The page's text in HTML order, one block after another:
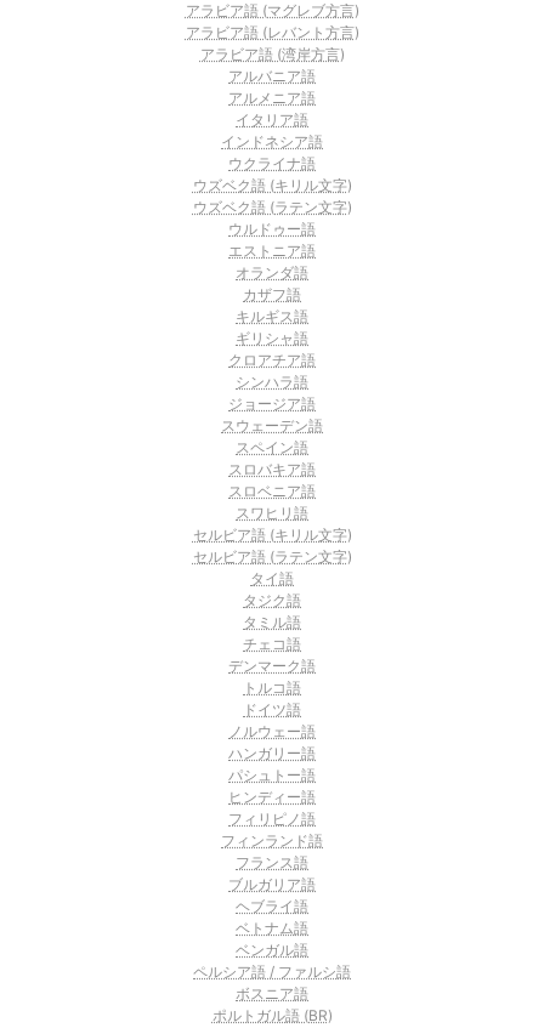
アラビア語 (マグレブ方言)
アラビア語 (レバント方言)
アラビア語 (湾岸方言)
アルバニア語
アルメニア語
イタリア語
インドネシア語
ウクライナ語
ウズベク語 (キリル文字)
ウズベク語 (ラテン文字)
ウルドゥー語
エストニア語
オランダ語
カザフ語
キルギス語
ギリシャ語
クロアチア語
シンハラ語
ジョージア語
スウェーデン語
スペイン語
スロバキア語
スロベニア語
スワヒリ語
セルビア語 (キリル文字)
セルビア語 (ラテン文字)
タイ語
タジク語
タミル語
チェコ語
デンマーク語
トルコ語
ドイツ語
ノルウェー語
ハンガリー語
パシュトー語
ヒンディー語
フィリピノ語
フィンランド語
フランス語
ブルガリア語
ヘブライ語
ベトナム語
ベンガル語
ペルシア語 / ファルシ語
ボスニア語
ポルトガル語 (BR)